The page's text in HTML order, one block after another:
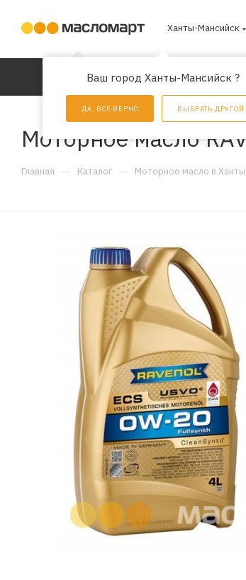
Ханты-Мансийск
Ваш город Ханты-Мансийск ?
ДА, ВСЕ ВЕРНО ВЫБРАТЬ ДРУГОЙ
КАТАЛОГ АКЦИИ
Моторное масло
Главная — Каталог — Моторное масло в